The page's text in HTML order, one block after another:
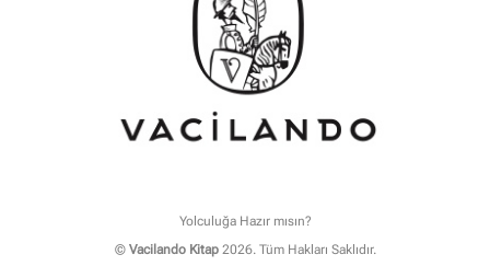
Yolculuğa Hazır mısın?
© Vacilando Kitap2026. Tüm Hakları Saklıdır.